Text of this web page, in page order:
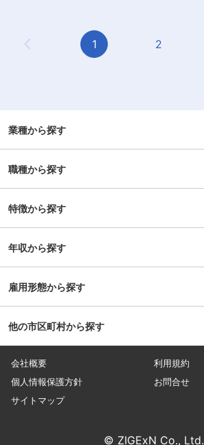
場運営のスキルを磨けます。 ■企業概要 日本ビ
ューテック株式会社は、創業以来「石けん製造の
プロ」として業界で確固たる信頼を築いてきまし
した事業基盤と成長性を兼ね備えた企業です。 変
での採用を検討しております。 ■ニデックドライ
ブテクノロジー株式会社について： 同社は1952
年、国内初めての「無断変速機」メーカーとして
ロボットに使われる減速機の量産体制を強化して
おり今後のマーケット成長ともに伸びる事業。 変
更の範囲：会社の定める業務
Previous Page
1 2
業種から探す
職種から探す
特徴から探す
年収から探す
雇用形態から探す
他の市区町村から探す
会社概要
利用規約
個人情報保護方針
お問合せ
サイトマップ
© ZIGExN Co., Ltd.